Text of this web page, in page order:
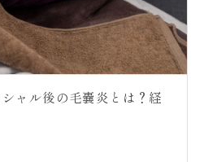
ャル後の毛嚢炎とは？経